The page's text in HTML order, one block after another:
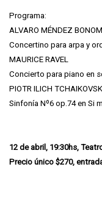
Programa:
ALVARO MÉNDEZ
Concertino para arpa y
MAURICE RAVEL
Concierto para piano en
PIOTR ILICH
Sinfonía Nº6 op.74 en Si
12 de abril, 19:30hs,
Precio único $270,